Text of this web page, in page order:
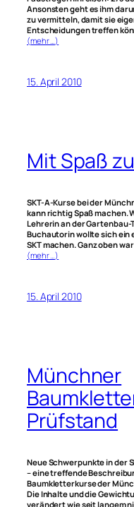
Ansonsten geht es ihm
zu vermitteln, damit sie
Entscheidungen treffen
(mehr …)
15. April 2010
Mit Spaß
SKT-A-Kurse bei der
kann richtig Spaß machen.
Lehrerin an der
Buchautorin wollte sich ein
SKT machen. Ganz oben
(mehr …)
15. April 2010
Münchner
Prüfstand
Neue Schwerpunkte in der
– eine treffende
Baumkletterkurse der
Die Inhalte und die
verändert wie seit langem